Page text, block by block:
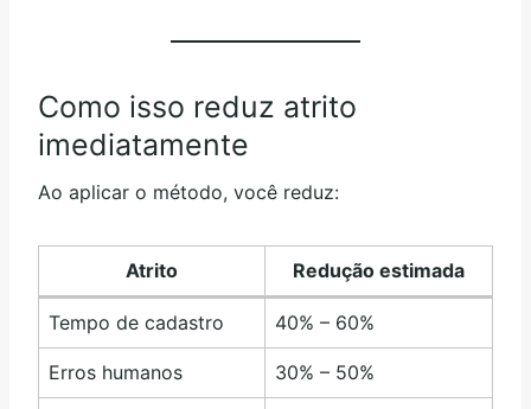
Como isso reduz atrito
imediatamente
Ao aplicar o método, você reduz:
Atrito Redução estimada
Tempo de cadastro 40% – 60%
Erros humanos 30% – 50%